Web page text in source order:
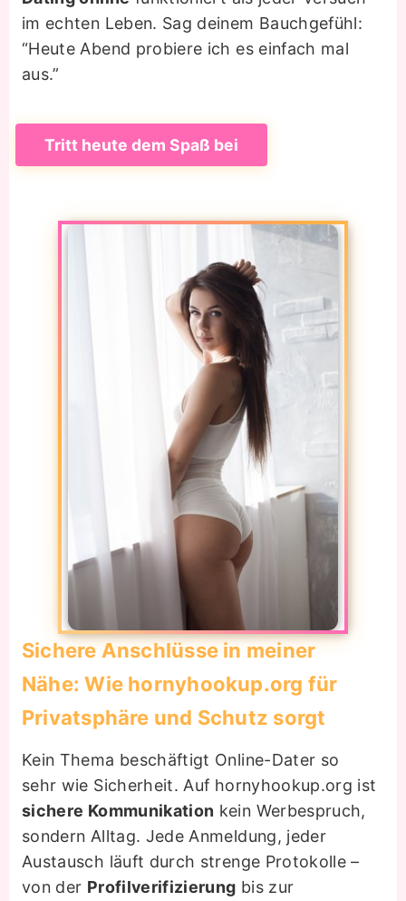
im echten Leben. Sag deinem Bauchgefühl:
“Heute Abend probiere ich es einfach mal
aus.”
Tritt heute dem Spaß bei
Sichere Anschlüsse in meiner
Nähe: Wie hornyhookup.org für
Privatsphäre und Schutz sorgt
Kein Thema beschäftigt Online-Dater so
sehr wie Sicherheit. Auf hornyhookup.org ist
sichere Kommunikation kein Werbespruch,
sondern Alltag. Jede Anmeldung, jeder
Austausch läuft durch strenge Protokolle –
von der Profilverifizierung bis zur